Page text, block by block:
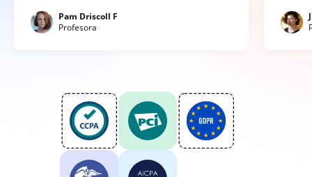
Pam Driscoll F
Profesora